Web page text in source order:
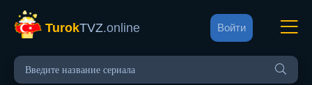
TurokTVZ.online Войти